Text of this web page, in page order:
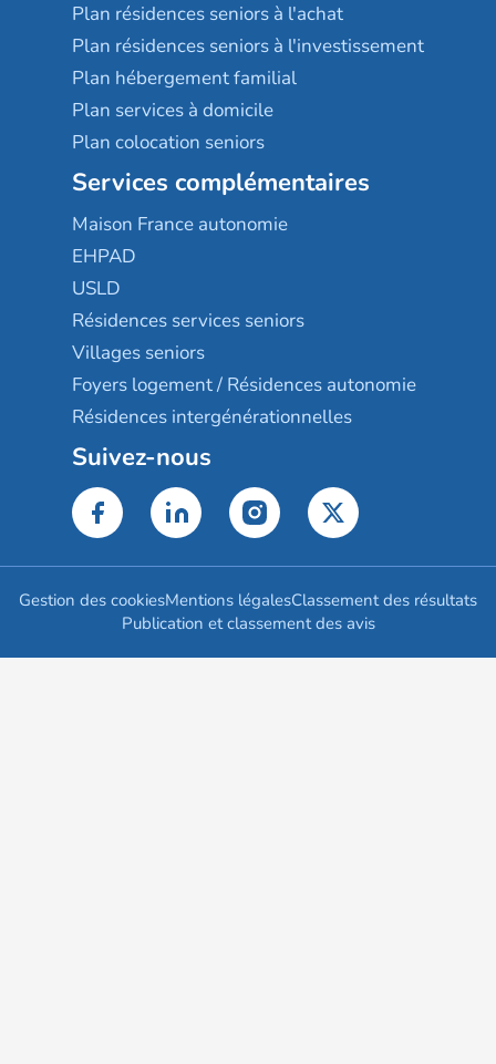
Plan résidences seniors à l'achat
Plan résidences seniors à l'investissement
Plan hébergement familial
Plan services à domicile
Plan colocation seniors
Services complémentaires
Maison France autonomie
EHPAD
USLD
Résidences services seniors
Villages seniors
Foyers logement / Résidences autonomie
Résidences intergénérationnelles
Suivez-nous
Gestion des cookiesMentions légalesClassement des résultats
Publication et classement des avis